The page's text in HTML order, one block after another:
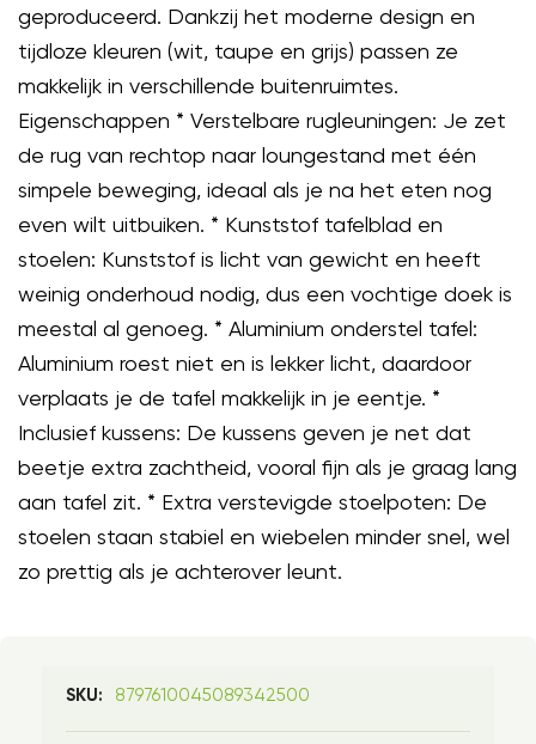
geproduceerd. Dankzij het moderne design en
tijdloze kleuren (wit, taupe en grijs) passen ze
makkelijk in verschillende buitenruimtes.
Eigenschappen * Verstelbare rugleuningen: Je zet
de rug van rechtop naar loungestand met één
simpele beweging, ideaal als je na het eten nog
even wilt uitbuiken. * Kunststof tafelblad en
stoelen: Kunststof is licht van gewicht en heeft
weinig onderhoud nodig, dus een vochtige doek is
meestal al genoeg. * Aluminium onderstel tafel:
Aluminium roest niet en is lekker licht, daardoor
verplaats je de tafel makkelijk in je eentje. *
Inclusief kussens: De kussens geven je net dat
beetje extra zachtheid, vooral fijn als je graag lang
aan tafel zit. * Extra verstevigde stoelpoten: De
stoelen staan stabiel en wiebelen minder snel, wel
zo prettig als je achterover leunt.
SKU: 8797610045089342500